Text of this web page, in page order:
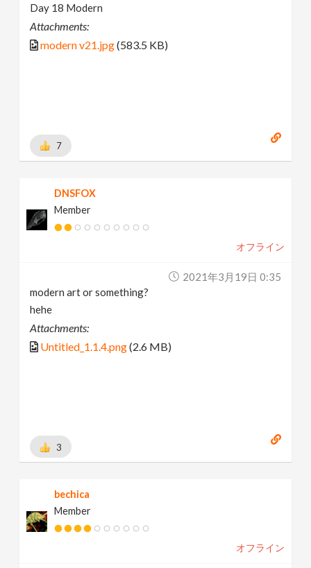
Day 18 Modern
Attachments:
modern v21.jpg(583.5 KB)
7
DNSFOX
Member
オフライン
2021年3月19日 0:35
modern art or something?
hehe
Attachments:
Untitled_1.1.4.png(2.6 MB)
3
bechica
Member
オフライン